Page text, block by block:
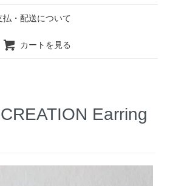
払・配送について
カートを見る
Earring